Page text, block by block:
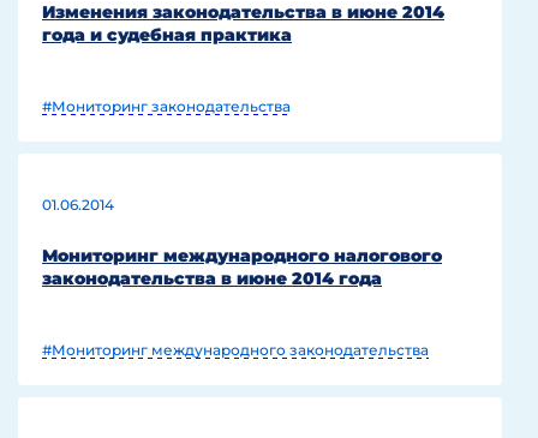
Изменения законодательства в июне 2014
года и судебная практика
#Мониторинг законодательства
01.06.2014
Мониторинг международного налогового
законодательства в июне 2014 года
#Мониторинг международного законодательства